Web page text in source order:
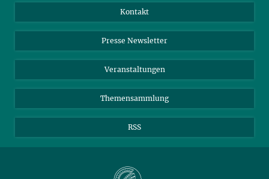
Meldestelle Fehlverhalten
YouTube
Kontakt
Presse Newsletter
Veranstaltungen
Themensammlung
RSS